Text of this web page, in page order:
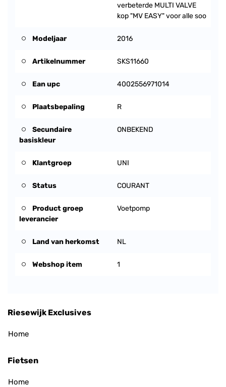
verbeterde MULTI VALVE
kop "MV EASY" voor alle soo
Modeljaar 2016
Artikelnummer SKS11660
Ean upc 4002556971014
Plaatsbepaling R
Secundaire
basiskleur
ONBEKEND
Klantgroep UNI
Status COURANT
Product groep
leverancier
Voetpomp
Land van herkomst NL
Webshop item 1
Riesewijk Exclusives
Home
Fietsen
Home